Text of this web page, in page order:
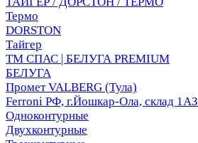
Термо
DORSTON
Тайгер
ТМ СПАС | БЕЛУГА PREMIUM
БЕЛУГА
Промет VALBERG (Тула)
Ferroni РФ, г.Йошкар-Ола, склад 1АЗ
Одноконтурные
Двухконтурные